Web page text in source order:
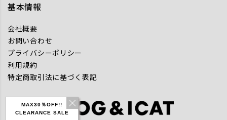
MAX30％OFF!!
CLEARANCE SALE
基本情報
会社概要
お問い合わせ
プライバシーポリシー
利用規約
特定商取引法に基づく表記